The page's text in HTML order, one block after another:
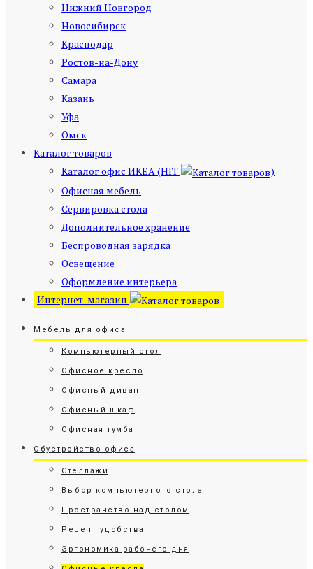
Нижний Новгород
Новосибирск
Краснодар
Ростов-на-Дону
Самара
Казань
Уфа
Омск
Каталог товаров
Каталог офис ИКЕА (HIT
)
Офисная мебель
Сервировка стола
Дополнительное хранение
Беспроводная зарядка
Освещение
Оформление интерьера
Интернет-магазин
Мебель для офиса
Компьютерный стол
Офисное кресло
Офисный диван
Офисный шкаф
Офисная тумба
Обустройство офиса
Стеллажи
Выбор компьютерного стола
Пространство над столом
Рецепт удобства
Эргономика рабочего дня